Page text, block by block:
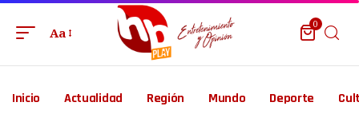
Aa
0
Inicio Actualidad Región Mundo Deporte